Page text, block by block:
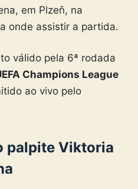
em Plzeň, na
onde assistir a partida.
válido pela 6ª rodada
Champions League
ao vivo pelo
palpite Viktoria